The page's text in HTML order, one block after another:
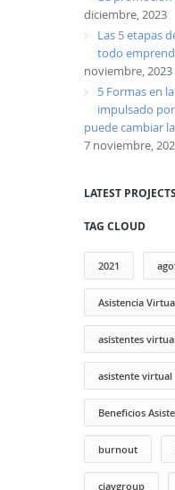
diciembre, 2023
Las 5 etapas
todo
noviembre, 2023
5 Formas en
impulsado
puede cambiar
7 noviembre,
LATEST PROJECTS
TAG CLOUD
2021
Asistencia
asistentes
asistente virtual
Beneficios
burnout
ciavgroup